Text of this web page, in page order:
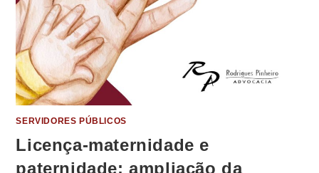
SERVIDORES PÚBLICOS
Licença-maternidade e
paternidade: ampliação da